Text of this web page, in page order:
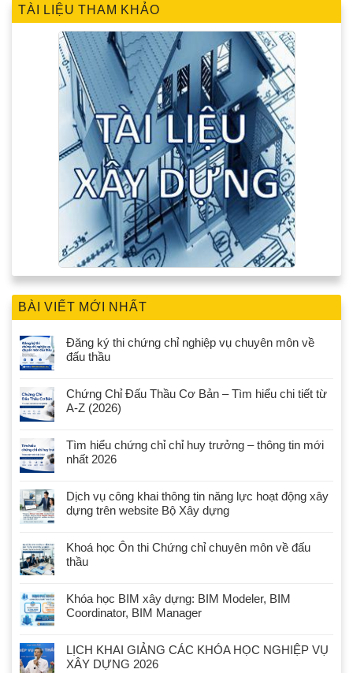
TÀI LIỆU THAM KHẢO
BÀI VIẾT MỚI NHẤT
Đăng ký thi chứng chỉ nghiệp vụ chuyên môn về
đấu thầu
Chứng Chỉ Đấu Thầu Cơ Bản – Tìm hiểu chi tiết từ
A-Z (2026)
Tìm hiểu chứng chỉ chỉ huy trưởng – thông tin mới
nhất 2026
Dịch vụ công khai thông tin năng lực hoạt động xây
dựng trên website Bộ Xây dựng
Khoá học Ôn thi Chứng chỉ chuyên môn về đấu
thầu
Khóa học BIM xây dựng: BIM Modeler, BIM
Coordinator, BIM Manager
LỊCH KHAI GIẢNG CÁC KHÓA HỌC NGHIỆP VỤ
XÂY DỰNG 2026